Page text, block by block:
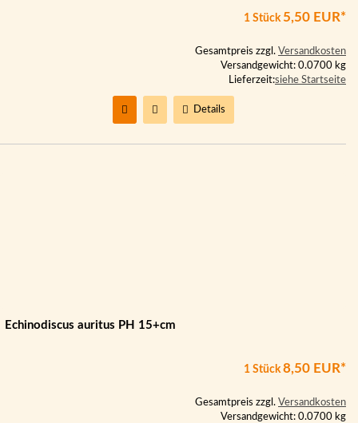
1 Stück 5,50 EUR*
Gesamtpreis zzgl. Versandkosten
Versandgewicht: 0.0700 kg
Lieferzeit:siehe Startseite
Details
Echinodiscus auritus PH 15+cm
1 Stück 8,50 EUR*
Gesamtpreis zzgl. Versandkosten
Versandgewicht: 0.0700 kg